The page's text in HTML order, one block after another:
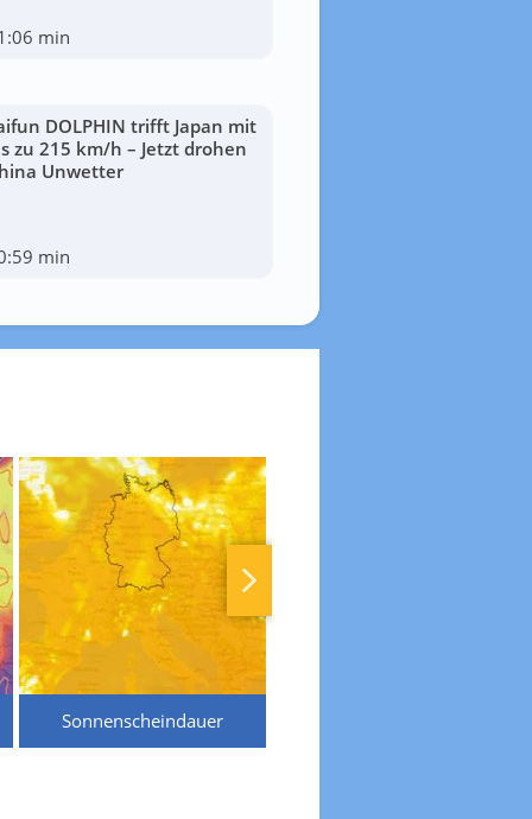
min
DOLPHIN trifft Japan mit
zu 215 km/h – Jetzt drohen
Unwetter
min
Sonnenscheindauer